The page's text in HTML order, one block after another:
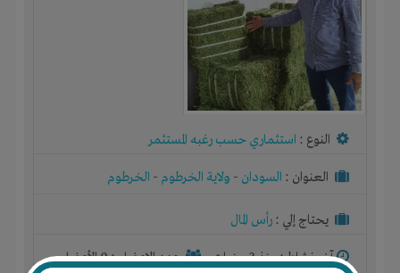
النوع : استثماري حسب رغبه المستثمر
العنوان : السودان - ولاية الخرطوم - الخرطوم
يحتاج إلي : رأس المال
آخر نشاط :منذ 3 سنوات عدد الاعضاء : 0 الأعضاء